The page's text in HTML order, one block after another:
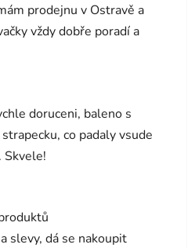
prodejnu v Ostravě a
vždy dobře poradí a
5 hvězdiček.
doruceni, baleno s
co padaly vsude
Skvele!
5 hvězdiček.
slevy, dá se nakoupit